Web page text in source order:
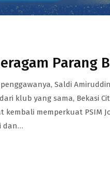
Parang
Saldi
klub yang sama, Bekasi
kembali memperkuat PSIM
dan…